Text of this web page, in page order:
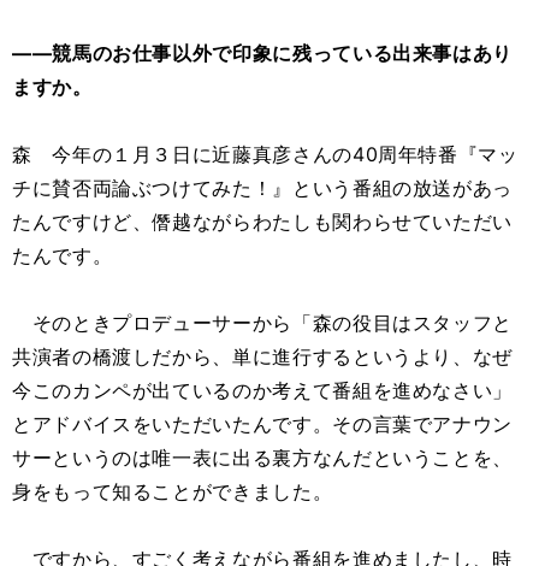
――競馬のお仕事以外で印象に残っている出来事はあり
ますか。
森 今年の１月３日に近藤真彦さんの40周年特番『マッ
チに賛否両論ぶつけてみた！』という番組の放送があっ
たんですけど、僭越ながらわたしも関わらせていただい
たんです。
そのときプロデューサーから「森の役目はスタッフと
共演者の橋渡しだから、単に進行するというより、なぜ
今このカンペが出ているのか考えて番組を進めなさい」
とアドバイスをいただいたんです。その言葉でアナウン
サーというのは唯一表に出る裏方なんだということを、
身をもって知ることができました。
ですから、すごく考えながら番組を進めましたし、時